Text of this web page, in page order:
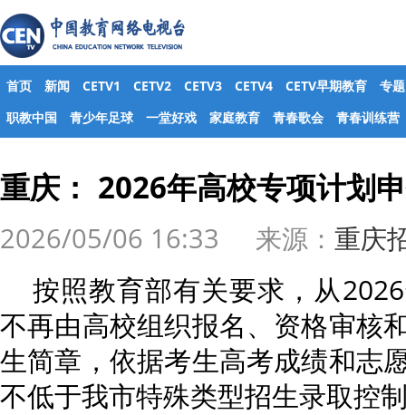
首页 新闻 CETV1 CETV2 CETV3 CETV4 CETV早期教育
专题
职教中国
青少年足球 一堂好戏 家庭教育 青春歌会 青春训练营
重庆： 2026年高校专项计划
2026/05/06 16:33 来源： 重庆
按照教育部有关要求，从
不再由高校组织报名、资格审核
生简章，依据考生高考成绩和志
不低于我市特殊类型招生录取控